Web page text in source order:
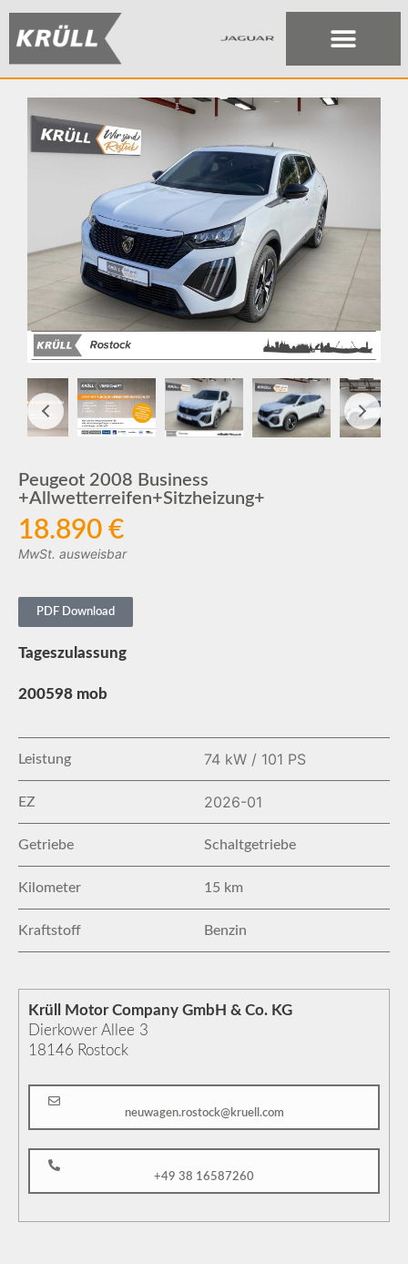
Peugeot 2008 Business
+Allwetterreifen+Sitzheizung+
18.890 €
MwSt. ausweisbar
PDF Download
Tageszulassung
200598 mob
Leistung 74 kW / 101 PS
EZ 2026-01
Getriebe Schaltgetriebe
Kilometer 15 km
Kraftstoff Benzin
Krüll Motor Company GmbH & Co. KG
Dierkower Allee 3
18146 Rostock
neuwagen.rostock@kruell.com
+49 38 16587260